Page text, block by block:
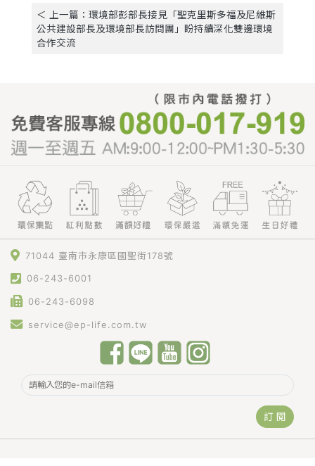
＜ 上一篇：環境部彭部長接見「聖克里斯多福及尼維斯
公共建設部長及環境部長訪問團」盼持續深化雙邊環境
合作交流
71044 臺南市永康區國聖街178號
06-243-6001
06-243-6098
service@ep-life.com.tw
訂 閱